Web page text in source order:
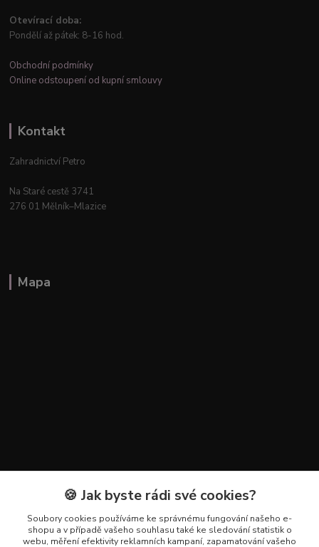
Otevírací doba:
Pondělí až pátek: 8-16 hod.
Obchodní podmínky
Online odstoupení od kupní smlouvy
Kontakt
Zahradnictví Petro
Na Staré cestě 3741
276 01 Mělník–Mlazice
Mapa
Kontakty
+420 602 223 614
🍪 Jak byste rádi své cookies?
Soubory cookies používáme ke správnému fungování našeho e-
shopu a v případě vašeho souhlasu také ke sledování statistik o
webu, měření efektivity reklamních kampaní, zapamatování vašeho